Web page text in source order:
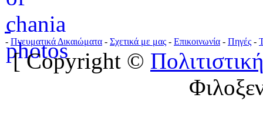
- Πνευματικά Δικαιώματα - Σχετικά με μας - Επικοινωνία - Πηγές -
[ Copyright ©